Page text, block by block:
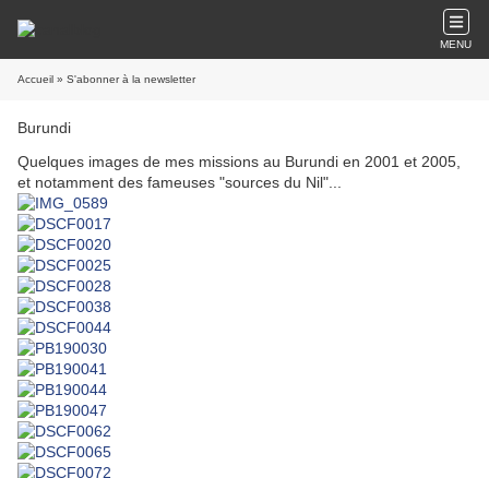
MENU
Accueil » S'abonner à la newsletter
Burundi
Quelques images de mes missions au Burundi en 2001 et 2005,
et notamment des fameuses "sources du Nil"...